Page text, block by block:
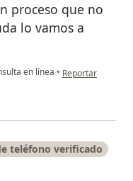
proceso que no
lo vamos a
en línea • en opinión del
Reportar
teléfono verificado